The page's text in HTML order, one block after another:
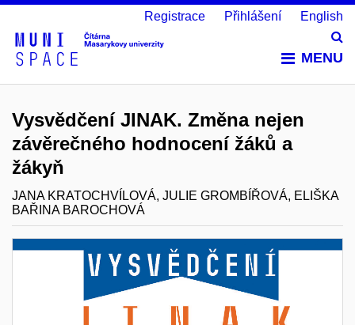
MENU
Registrace Přihlášení English
Vysvědčení JINAK. Změna nejen
závěrečného hodnocení žáků a
žákyň
JANA KRATOCHVÍLOVÁ, JULIE GROMBÍŘOVÁ, ELIŠKA
BAŘINA BAROCHOVÁ